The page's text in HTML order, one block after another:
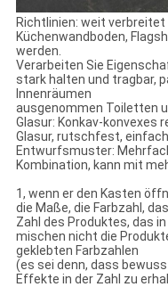
Richtlinien: weit
Küchenwandboden,
werden.
Verarbeiten Sie
stark halten und tragbar,
Innenräumen
ausgenommen Toiletten
Glasur: Konkav-konvexes
Glasur, rutschfest,
Entwurfsmuster:
Kombination, kann mit
1, wenn er den Kasten
die Maße, die Farbzahl,
Zahl des Produktes, das
mischen nicht die
geklebten Farbzahlen
(es sei denn, dass
Effekte in der Zahl zu